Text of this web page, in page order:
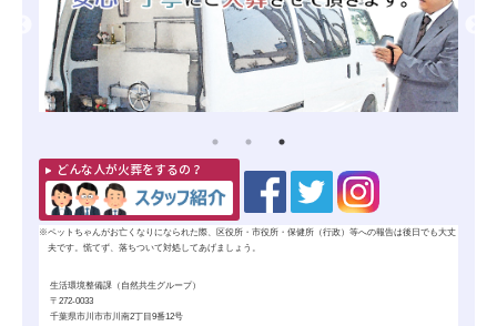
どんな人が火葬をするの？
※ペットちゃんがお亡くなりになられた際、区役所・市役所・保健所（行政）等への報告は後日でも大丈
夫です。慌てず、落ちついて対処してあげましょう。
生活環境整備課（自然共生グループ）
〒272-0033
千葉県市川市市川南2丁目9番12号